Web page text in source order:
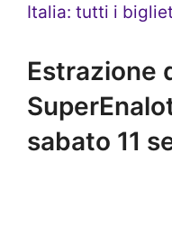
Italia: tutti i
Estrazione
sabato 11